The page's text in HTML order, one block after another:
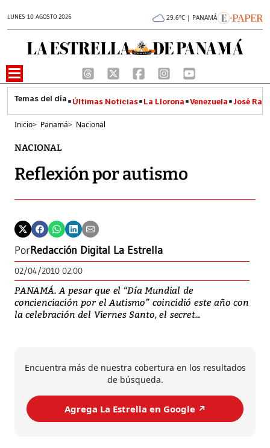
LUNES 10 AGOSTO 2026 29.6°C | PANAMÁ
Últimas Noticias La Llorona Venezuela José
Inicio> Panamá> Nacional
NACIONAL
Reflexión por autismo
PorRedacción Digital La Estrella
02/04/2010 02:00
PANAMÁ. A pesar que el “Día Mundial de
concienciación por el Autismo” coincidió este año con
la celebración del Viernes Santo, el secret...
Encuentra más de nuestra cobertura en los resultados
de búsqueda.
Agrega La Estrella en Google ↗️